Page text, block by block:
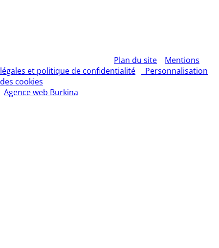
Plan du site
Mentions
légales et politique de confidentialité
Personnalisation
des cookies
Agence web Burkina